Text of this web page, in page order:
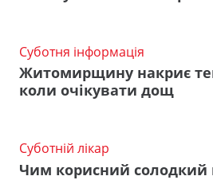
Суботня інформація
Житомирщину накриє
коли очікувати дощ
Суботній лікар
Чим корисний солодкий